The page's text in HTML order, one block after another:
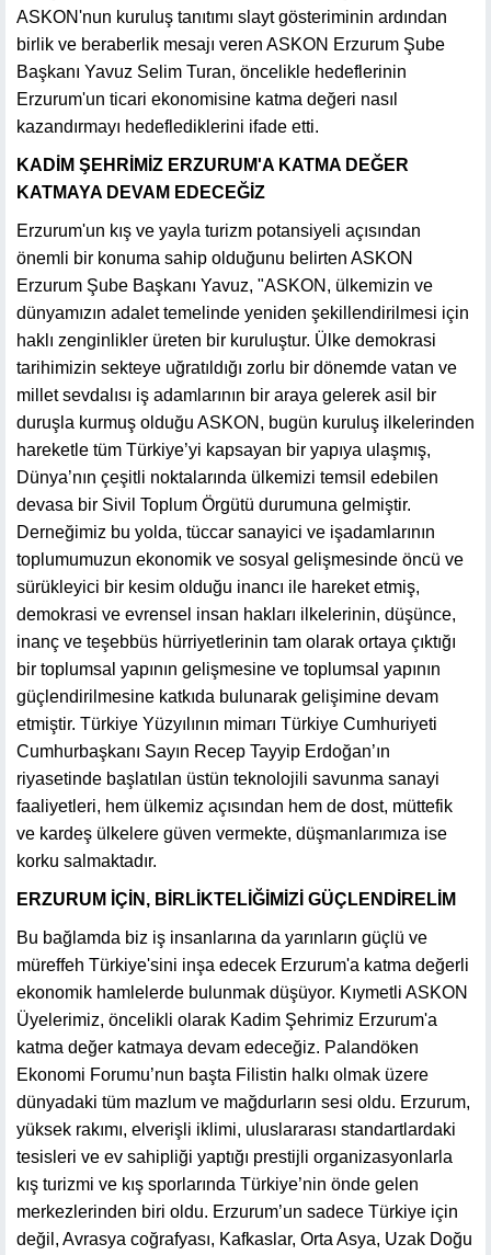
ASKON'nun kuruluş tanıtımı slayt gösteriminin ardından
birlik ve beraberlik mesajı veren ASKON Erzurum Şube
Başkanı Yavuz Selim Turan, öncelikle hedeflerinin
Erzurum'un ticari ekonomisine katma değeri nasıl
kazandırmayı hedeflediklerini ifade etti.
KADİM ŞEHRİMİZ ERZURUM'A KATMA DEĞER
KATMAYA DEVAM EDECEĞİZ
Erzurum'un kış ve yayla turizm potansiyeli açısından
önemli bir konuma sahip olduğunu belirten ASKON
Erzurum Şube Başkanı Yavuz, "ASKON, ülkemizin ve
dünyamızın adalet temelinde yeniden şekillendirilmesi için
haklı zenginlikler üreten bir kuruluştur. Ülke demokrasi
tarihimizin sekteye uğratıldığı zorlu bir dönemde vatan ve
millet sevdalısı iş adamlarının bir araya gelerek asil bir
duruşla kurmuş olduğu ASKON, bugün kuruluş ilkelerinden
hareketle tüm Türkiye’yi kapsayan bir yapıya ulaşmış,
Dünya’nın çeşitli noktalarında ülkemizi temsil edebilen
devasa bir Sivil Toplum Örgütü durumuna gelmiştir.
Derneğimiz bu yolda, tüccar sanayici ve işadamlarının
toplumumuzun ekonomik ve sosyal gelişmesinde öncü ve
sürükleyici bir kesim olduğu inancı ile hareket etmiş,
demokrasi ve evrensel insan hakları ilkelerinin, düşünce,
inanç ve teşebbüs hürriyetlerinin tam olarak ortaya çıktığı
bir toplumsal yapının gelişmesine ve toplumsal yapının
güçlendirilmesine katkıda bulunarak gelişimine devam
etmiştir. Türkiye Yüzyılının mimarı Türkiye Cumhuriyeti
Cumhurbaşkanı Sayın Recep Tayyip Erdoğan’ın
riyasetinde başlatılan üstün teknolojili savunma sanayi
faaliyetleri, hem ülkemiz açısından hem de dost, müttefik
ve kardeş ülkelere güven vermekte, düşmanlarımıza ise
korku salmaktadır.
ERZURUM İÇİN, BİRLİKTELİĞİMİZİ GÜÇLENDİRELİM
Bu bağlamda biz iş insanlarına da yarınların güçlü ve
müreffeh Türkiye'sini inşa edecek Erzurum'a katma değerli
ekonomik hamlelerde bulunmak düşüyor. Kıymetli ASKON
Üyelerimiz, öncelikli olarak Kadim Şehrimiz Erzurum'a
katma değer katmaya devam edeceğiz. Palandöken
Ekonomi Forumu’nun başta Filistin halkı olmak üzere
dünyadaki tüm mazlum ve mağdurların sesi oldu. Erzurum,
yüksek rakımı, elverişli iklimi, uluslararası standartlardaki
tesisleri ve ev sahipliği yaptığı prestijli organizasyonlarla
kış turizmi ve kış sporlarında Türkiye’nin önde gelen
merkezlerinden biri oldu. Erzurum’un sadece Türkiye için
değil, Avrasya coğrafyası, Kafkaslar, Orta Asya, Uzak Doğu